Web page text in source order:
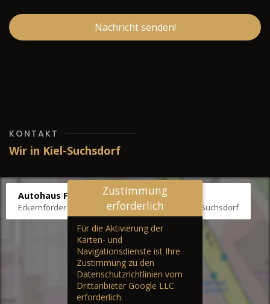
Nachricht senden!
KONTAKT
Wir in Kiel-Suchsdorf
Autohaus Fräter
Eckernförder Str. /Klausbrooker Weg 1, 24107 Kiel-Suchsdorf
Zustimmung
erforderlich
Für die Aktivierung der
Karten- und
Navigationsdienste ist Ihre
Zustimmung zu den
Datenschutzrichtlinien vom
Drittanbieter Google LLC
erforderlich.